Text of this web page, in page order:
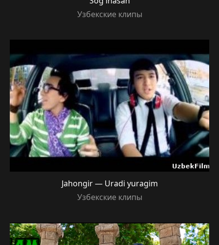
Узбекские клипы
Jahongir — Uradi yuragim
Узбекские клипы